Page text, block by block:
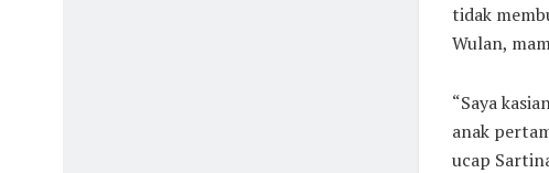
tidak
Wulan,
“Saya
anak
ucap